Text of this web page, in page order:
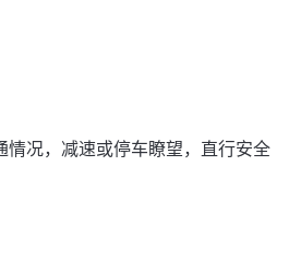
情况，减速或停车瞭望，直行安全